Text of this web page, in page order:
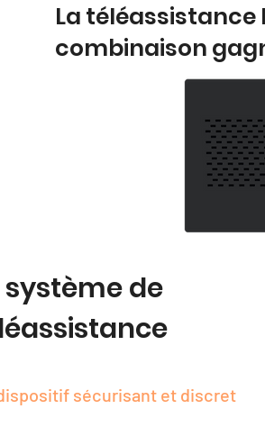
La téléassistance
combinaison
système de
sécurisant et discret